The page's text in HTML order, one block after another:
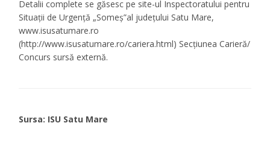
Detalii complete se găsesc pe site-ul Inspectoratului pentru
Situaţii de Urgenţă „Someș”al județului Satu Mare,
www.isusatumare.ro
(http://www.isusatumare.ro/cariera.html) Secțiunea Carieră/
Concurs sursă externă.
Sursa: ISU Satu Mare